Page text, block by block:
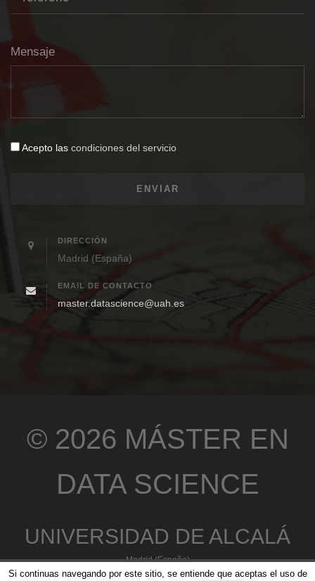
Mensaje
Acepto las condiciones del servicio
DIRECCIÓN
Madrid (España)
EMAIL DE CONTACTO
master.datascience@uah.es
© 2026 MÁSTER EN
DATA SCIENCE
UNIVERSIDAD DE ALCALÁ
Madrid (España)
Si continuas navegando por este sitio, se entiende que aceptas el uso de